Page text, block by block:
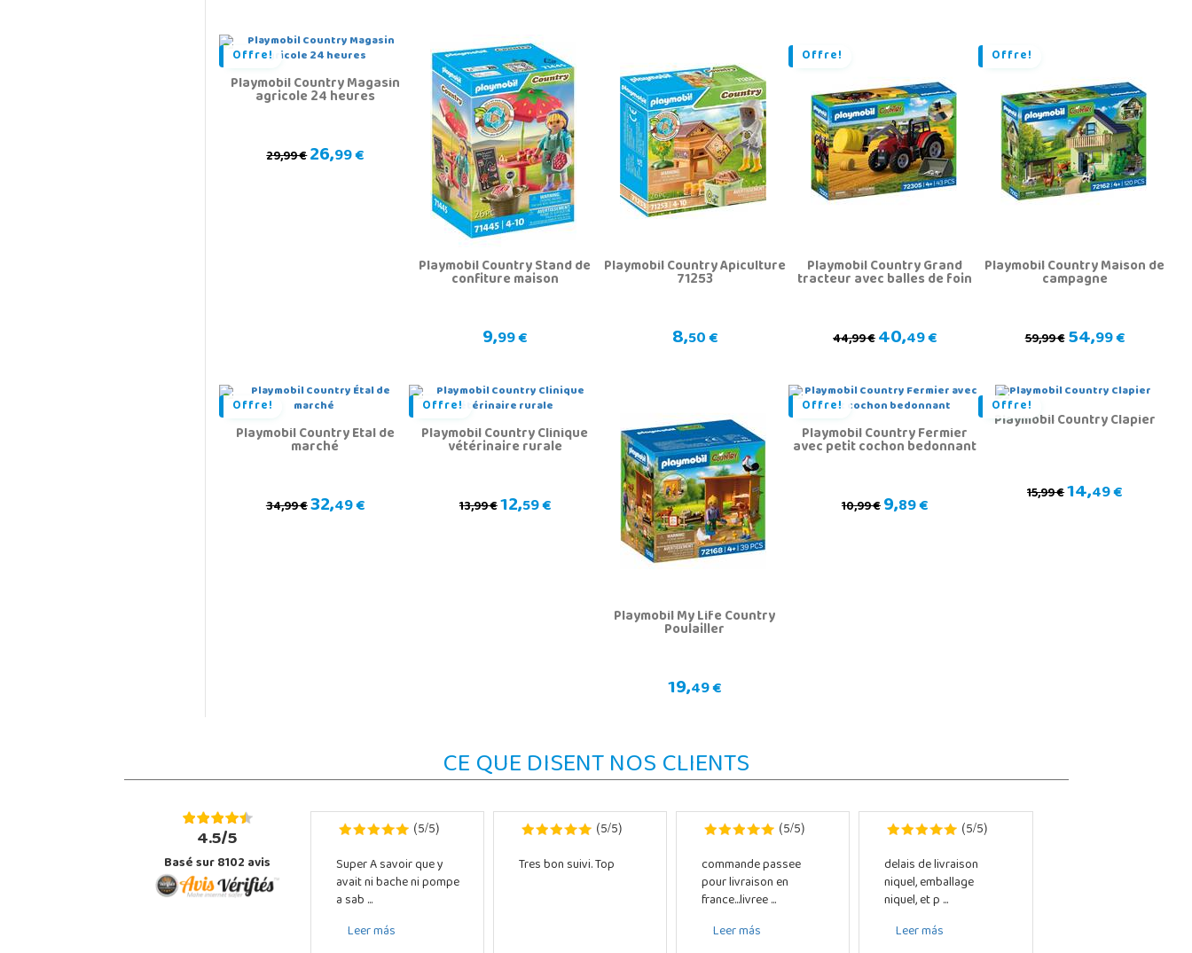
Offre!
Playmobil Country Magasin
agricole 24 heures
29,99 €26,99 €
Playmobil Country Stand de
confiture maison
9,99 €
Playmobil Country Apiculture
71253
8,50 €
Offre!
Playmobil Country Grand
tracteur avec balles de foin
44,99 €40,49 €
Offre!
Playmobil Country Maison de
campagne
59,99 €54,99 €
Offre!
Playmobil Country Étal de
marché
34,99 €32,49 €
Offre!
Playmobil Country Clinique
vétérinaire rurale
13,99 €12,59 €
Playmobil My Life Country
Poulailler
19,49 €
Offre!
Playmobil Country Fermier
avec petit cochon bedonnant
10,99 €9,89 €
Offre!
Playmobil Country Clapier
15,99 €14,49 €
CE QUE DISENT NOS CLIENTS
4.5/5
Basé sur 8102 avis
(5/5)
Super A savoir que y
avait ni bache ni pompe
a sab ...
Leer más
(5/5)
Tres bon suivi. Top
(5/5)
commande passee
pour livraison en
france...livree ...
Leer más
(5/5)
delais de livraison
niquel, emballage
niquel, et p ...
Leer más